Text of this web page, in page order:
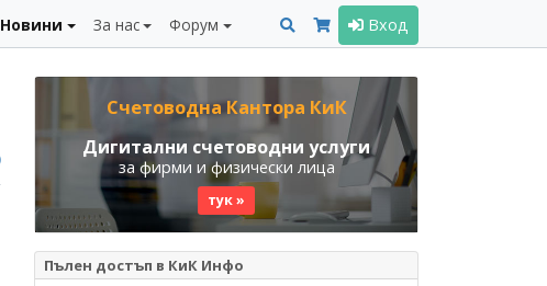
Новини За нас Форум Вход
Счетоводна Кантора КиК
Дигитални счетоводни услуги
за фирми и физически лица
тук »
Пълен достъп в КиК Инфо